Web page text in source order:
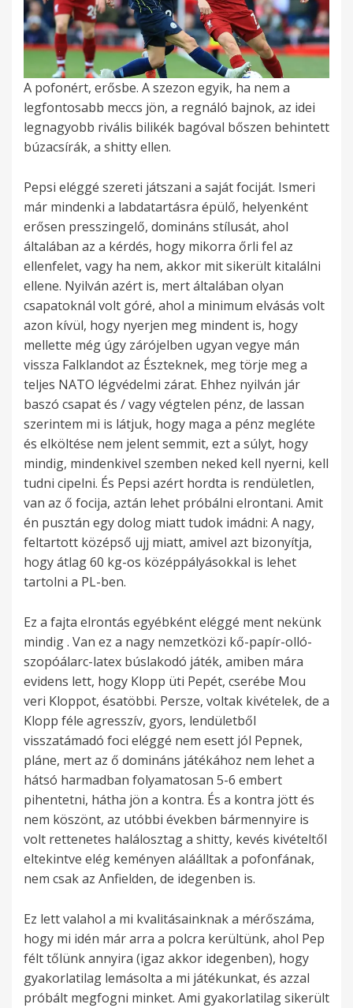
A pofonért, erősbe. A szezon egyik, ha nem a
legfontosabb meccs jön, a regnáló bajnok, az idei
legnagyobb rivális bilikék bagóval bőszen behintett
búzacsírák, a shitty ellen.
Pepsi eléggé szereti játszani a saját fociját. Ismeri
már mindenki a labdatartásra épülő, helyenként
erősen presszingelő, domináns stílusát, ahol
általában az a kérdés, hogy mikorra őrli fel az
ellenfelet, vagy ha nem, akkor mit sikerült kitalálni
ellene. Nyilván azért is, mert általában olyan
csapatoknál volt góré, ahol a minimum elvásás volt
azon kívül, hogy nyerjen meg mindent is, hogy
mellette még úgy zárójelben ugyan vegye mán
vissza Falklandot az Észteknek, meg törje meg a
teljes NATO légvédelmi zárat. Ehhez nyilván jár
baszó csapat és / vagy végtelen pénz, de lassan
szerintem mi is látjuk, hogy maga a pénz megléte
és elköltése nem jelent semmit, ezt a súlyt, hogy
mindig, mindenkivel szemben neked kell nyerni, kell
tudni cipelni. És Pepsi azért hordta is rendületlen,
van az ő focija, aztán lehet próbálni elrontani. Amit
én pusztán egy dolog miatt tudok imádni: A nagy,
feltartott középső ujj miatt, amivel azt bizonyítja,
hogy átlag 60 kg-os középpályásokkal is lehet
tartolni a PL-ben.
Ez a fajta elrontás egyébként eléggé ment nekünk
mindig . Van ez a nagy nemzetközi kő-papír-olló-
szopóálarc-latex búslakodó játék, amiben mára
evidens lett, hogy Klopp üti Pepét, cserébe Mou
veri Kloppot, ésatöbbi. Persze, voltak kivételek, de a
Klopp féle agresszív, gyors, lendületből
visszatámadó foci eléggé nem esett jól Pepnek,
pláne, mert az ő domináns játékához nem lehet a
hátsó harmadban folyamatosan 5-6 embert
pihentetni, hátha jön a kontra. És a kontra jött és
nem köszönt, az utóbbi években bármennyire is
volt rettenetes halálosztag a shitty, kevés kivételtől
eltekintve elég keményen aláálltak a pofonfának,
nem csak az Anfielden, de idegenben is.
Ez lett valahol a mi kvalitásainknak a mérőszáma,
hogy mi idén már arra a polcra kerültünk, ahol Pep
félt tőlünk annyira (igaz akkor idegenben), hogy
gyakorlatilag lemásolta a mi játékunkat, és azzal
próbált megfogni minket. Ami gyakorlatilag sikerült